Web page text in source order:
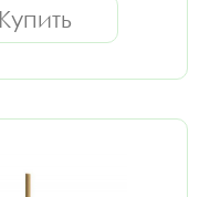
Купить